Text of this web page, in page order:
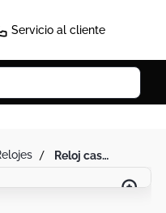
Servicio al cliente
relojes reloj casio deportivo para hombre aeq-110w-3a